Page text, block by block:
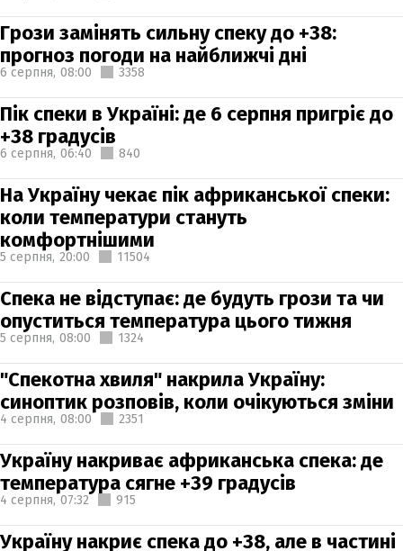
Грози замінять сильну спеку до +38:
прогноз погоди на найближчі дні
6 серпня, 08:00 3358
Пік спеки в Україні: де 6 серпня пригріє до
+38 градусів
6 серпня, 06:40 840
На Україну чекає пік африканської спеки:
коли температури стануть
комфортнішими
5 серпня, 20:00 11504
Спека не відступає: де будуть грози та чи
опуститься температура цього тижня
5 серпня, 08:00 1324
"Спекотна хвиля" накрила Україну:
синоптик розповів, коли очікуються зміни
4 серпня, 08:00 2351
Україну накриває африканська спека: де
температура сягне +39 градусів
4 серпня, 07:32 915
Україну накриє спека до +38, але в частині